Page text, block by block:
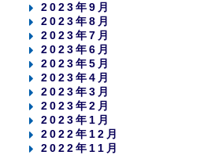
2023年9月
2023年8月
2023年7月
2023年6月
2023年5月
2023年4月
2023年3月
2023年2月
2023年1月
2022年12月
2022年11月